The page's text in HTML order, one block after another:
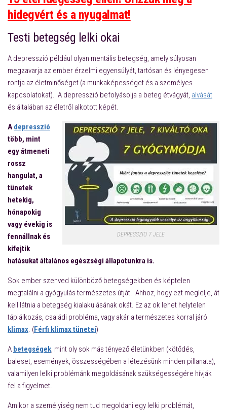
hidegvért és a nyugalmat!
Testi betegség lelki okai
A depresszió például olyan mentális betegség, amely súlyosan
megzavarja az ember érzelmi egyensúlyát, tartósan és lényegesen
rontja az életminőséget (a munkaképességet és a személyes
kapcsolatokat). A depresszió befolyásolja a beteg étvágyát, alvását
és általában az életről alkotott képét.
DEPRESSZIO 7 JELE
A depresszió
több, mint
egy átmeneti
rossz
hangulat, a
tünetek
hetekig,
hónapokig
vagy évekig is
fennállnak és
kifejtik
hatásukat általános egészségi állapotunkra is.
Sok ember szenved különböző betegségekben és képtelen
megtalálni a gyógyulás természetes útját. Ahhoz, hogy ezt meglelje, át
kell látnia a betegség kialakulásának okát. Ez az ok lehet helytelen
táplálkozás, családi probléma, vagy akár a természetes korral járó
klimax. (Férfi klimax tünetei)
A betegségek, mint oly sok más tényező életünkben (kötődés,
baleset, események, összességében a létezésünk minden pillanata),
valamilyen lelki problémánk megoldásának szükségességére hívják
fel a figyelmet.
Amikor a személyiség nem tud megoldani egy lelki problémát,